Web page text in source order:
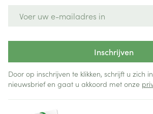
Inschrijven
Door op inschrijven te klikken, schrijft u zich
nieuwsbrief en gaat u akkoord met onze